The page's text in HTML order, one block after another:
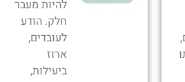
להיות מעבר
חלק. הודע
לעובדים,
ארוז
ביעילות,